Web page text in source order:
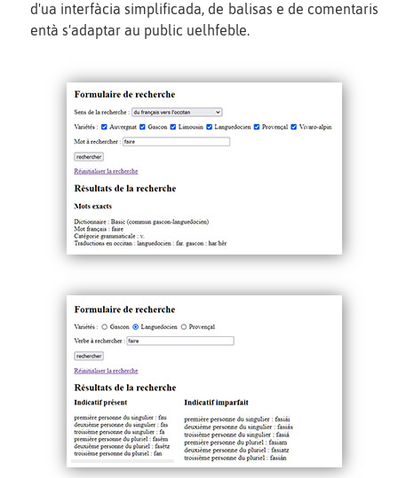
d'ua interfàcia simplificada, de balisas e de comentaris
entà s'adaptar au public uelhfeble.